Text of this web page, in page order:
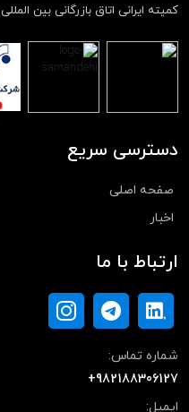
کمیته ایرانی اتاق بازرگانی بین المللی ICC
دسترسی سریع
صفحه اصلی
اخبار
ارتباط با ما
شماره تماس:
+982188306127
ایمیل: